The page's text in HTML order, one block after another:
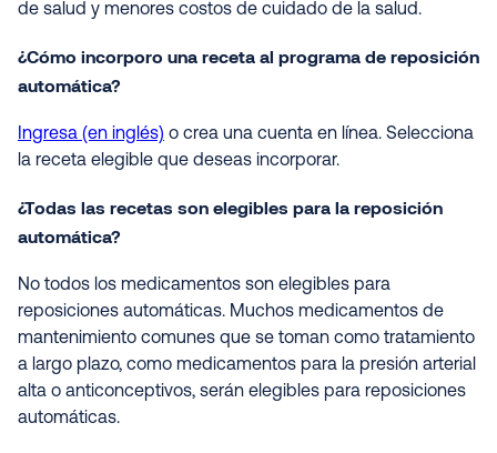
de salud y menores costos de cuidado de la salud.
¿Cómo incorporo una receta al programa de reposición
automática?
Ingresa (en inglés) o crea una cuenta en línea. Selecciona
la receta elegible que deseas incorporar.
¿Todas las recetas son elegibles para la reposición
automática?
No todos los medicamentos son elegibles para
reposiciones automáticas. Muchos medicamentos de
mantenimiento comunes que se toman como tratamiento
a largo plazo, como medicamentos para la presión arterial
alta o anticonceptivos, serán elegibles para reposiciones
automáticas.